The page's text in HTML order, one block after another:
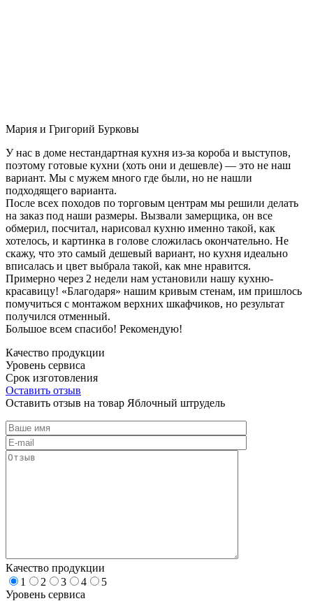
Мария и Григорий Бурковы
У нас в доме нестандартная кухня из-за короба и выступов,
поэтому готовые кухни (хоть они и дешевле) — это не наш
вариант. Мы с мужем много где были, но не нашли
подходящего варианта.
После всех походов по торговым центрам мы решили делать
на заказ под наши размеры. Вызвали замерщика, он все
обмерил, посчитал, нарисовал кухню именно такой, как
хотелось, и картинка в голове сложилась окончательно. Не
скажу, что это самый дешевый вариант, но кухня идеально
вписалась и цвет выбрала такой, как мне нравится.
Примерно через 2 недели нам установили нашу кухню-
красавицу! «Благодаря» нашим кривым стенам, им пришлось
помучиться с монтажом верхних шкафчиков, но результат
получился отменный.
Большое всем спасибо! Рекомендую!
Качество продукции
Уровень сервиса
Срок изготовления
Оставить отзыв
Оставить отзыв на товар Яблочный штрудель
Качество продукции
1
2 3 4
5
Уровень сервиса